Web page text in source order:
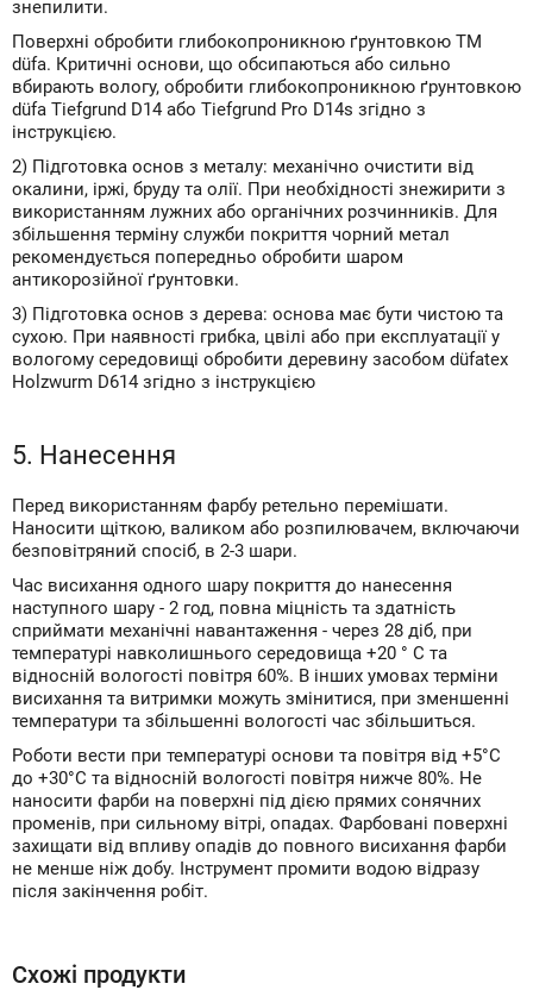
знепилити.
Поверхні обробити глибокопроникною ґрунтовкою ТМ
düfa. Критичні основи, що обсипаються або сильно
вбирають вологу, обробити глибокопроникною ґрунтовкою
düfa Tiefgrund D14 або Tiefgrund Pro D14s згідно з
інструкцією.
2) Підготовка основ з металу: механічно очистити від
окалини, іржі, бруду та олії. При необхідності знежирити з
використанням лужних або органічних розчинників. Для
збільшення терміну служби покриття чорний метал
рекомендується попередньо обробити шаром
антикорозійної ґрунтовки.
3) Підготовка основ з дерева: основа має бути чистою та
сухою. При наявності грибка, цвілі або при експлуатації у
вологому середовищі обробити деревину засобом düfatex
Holzwurm D614 згідно з інструкцією
5. Нанесення
Перед використанням фарбу ретельно перемішати.
Наносити щіткою, валиком або розпилювачем, включаючи
безповітряний спосіб, в 2-3 шари.
Час висихання одного шару покриття до нанесення
наступного шару - 2 год, повна міцність та здатність
сприймати механічні навантаження - через 28 діб, при
температурі навколишнього середовища +20 ° С та
відносній вологості повітря 60%. В інших умовах терміни
висихання та витримки можуть змінитися, при зменшенні
температури та збільшенні вологості час збільшиться.
Роботи вести при температурі основи та повітря від +5°С
до +30°С та відносній вологості повітря нижче 80%. Не
наносити фарби на поверхні під дією прямих сонячних
променів, при сильному вітрі, опадах. Фарбовані поверхні
захищати від впливу опадів до повного висихання фарби
не менше ніж добу. Інструмент промити водою відразу
після закінчення робіт.
Схожі продукти